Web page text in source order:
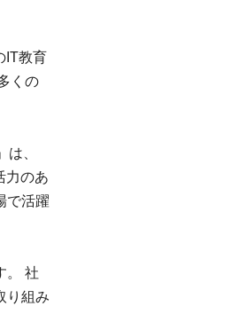
IT教育
くの
、
力のあ
で活躍
。 社
り組み